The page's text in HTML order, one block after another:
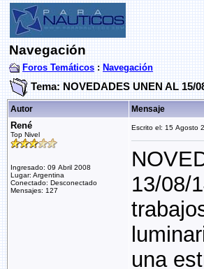
Navegación
Foros Temáticos : Navegación
Tema: NOVEDADES UNEN AL 15/
Autor Mensaje
René
Top Nivel
Ingresado: 09 Abril 2008
Lugar: Argentina
Conectado: Desconectado
Mensajes: 127
Escrito el: 15 Agosto
13/08/
una